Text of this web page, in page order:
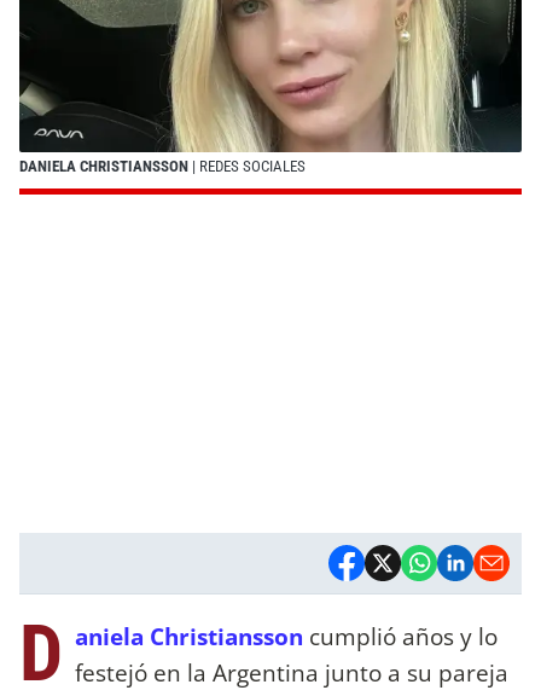
DANIELA CHRISTIANSSON | REDES SOCIALES
D aniela Christiansson cumplió años y lo
festejó en la Argentina junto a su pareja